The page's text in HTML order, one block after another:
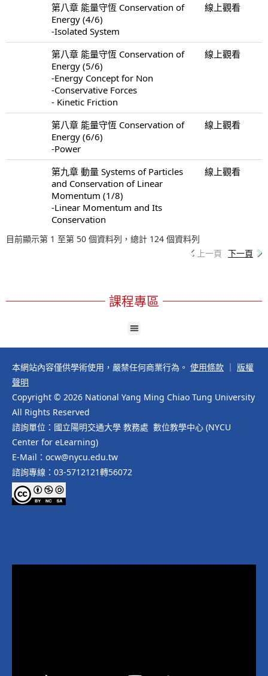
第八章 能量守恆 Conservation of
Energy (4/6)
-Isolated System
線上觀看
第八章 能量守恆 Conservation of
Energy (5/6)
-Energy Concept for Non
-Conservative Forces
- Kinetic Friction
線上觀看
第八章 能量守恆 Conservation of
Energy (6/6)
-Power
線上觀看
第九章 動量 Systems of Particles
and Conservation of Linear
Momentum (1/8)
-Linear Momentum and Its
Conservation
線上觀看
目前顯示第 1 至第 50 個資料列，總計 124 個資料列
上一頁 下一頁
課程專區
本網站內容僅供學術使用，嚴禁任何商業行為。 使用條款 ｜ 版權
聲明
Copyright © 2026 National Yang Ming Chiao Tung University
All Rights Reserved
諮詢單位：國立陽明交通大學 教務處 數位教學中心 (NYCU
Center for eLearning)
E-Mail：ocw@nycu.edu.tw
諮詢專線：03-5712121轉56072